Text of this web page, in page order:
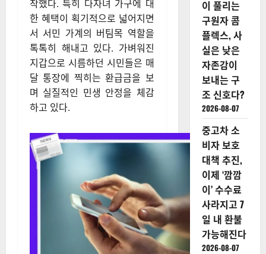
착했다. 특히 다자녀 가구에 대
한 혜택이 획기적으로 넓어지면
서 서민 가계의 버팀목 역할을
톡톡히 해내고 있다. 가벼워진
지갑으로 시름하던 시민들은 매
달 통장에 찍히는 환급금을 보
며 실질적인 민생 안정을 체감
하고 있다.
이 풀리는
구원자 콤
플렉스, 사
실은 낮은
자존감이
보내는 구
조 신호다?
2026-08-07
중고차 소
비자 보호
대책 추진,
이제 ‘깜깜
이’ 수수료
사라지고 7
일 내 환불
가능해진다
2026-08-07